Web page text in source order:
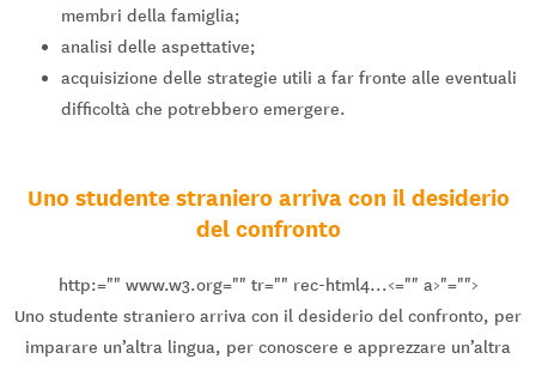
membri della famiglia;
analisi delle aspettative;
acquisizione delle strategie utili a far fronte alle eventuali
difficoltà che potrebbero emergere.
Uno studente straniero arriva con il desiderio
del confronto
http:="" www.w3.org="" tr="" rec-html4...<="" a>"="">
Uno studente straniero arriva con il desiderio del confronto, per
imparare un’altra lingua, per conoscere e apprezzare un’altra